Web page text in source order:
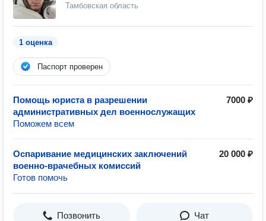
Тамбовская область
1 оценка
Паспорт проверен
Помощь юриста в разрешении
административных дел военнослужащих
7000 ₽
Поможем всем
Оспаривание медицинских заключений
военно-врачебных комиссий
20 000 ₽
Готов помочь
Позвонить Чат